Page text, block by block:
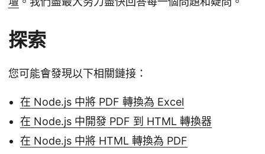
探索
您可能會發現以下相關鏈接：
在 Node.js 中將 PDF 轉換為 Excel
在 Node.js 中開發 PDF 到 HTML 轉換器
在 Node.js 中將 HTML 轉換為 PDF